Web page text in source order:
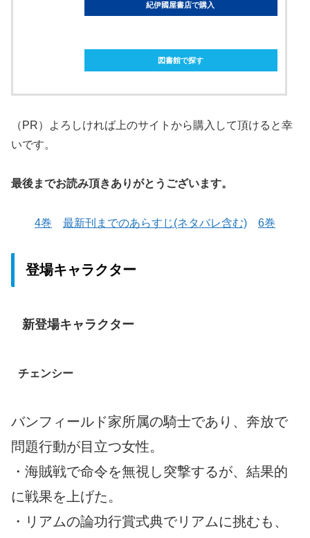
紀伊國屋書店で購入
図書館で探す
（PR）よろしければ上のサイトから購入して頂けると幸
いです。
最後までお読み頂きありがとうございます。
4巻 最新刊までのあらすじ(ネタバレ含む) 6巻
登場キャラクター
新登場キャラクター
チェンシー
バンフィールド家所属の騎士であり、奔放で
問題行動が目立つ女性。
・海賊戦で命令を無視し突撃するが、結果的
に戦果を上げた。
・リアムの論功行賞式典でリアムに挑むも、